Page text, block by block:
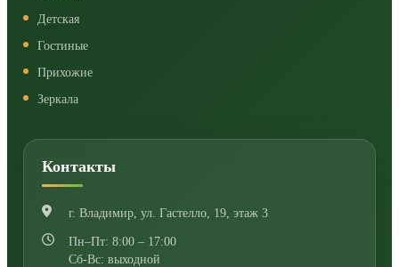
Детская
Гостиные
Прихожие
Зеркала
Контакты
г. Владимир, ул. Гастелло, 19, этаж 3
Пн–Пт: 8:00 – 17:00
Сб-Вс: выходной